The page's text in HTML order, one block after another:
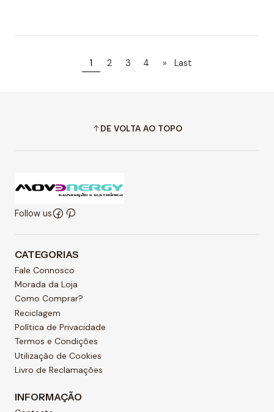
1 2 3 4 » Last
DE VOLTA AO TOPO
Follow us
CATEGORIAS
Fale Connosco
Morada da Loja
Como Comprar?
Reciclagem
Política de Privacidade
Termos e Condições
Utilização de Cookies
Livro de Reclamações
INFORMAÇÃO